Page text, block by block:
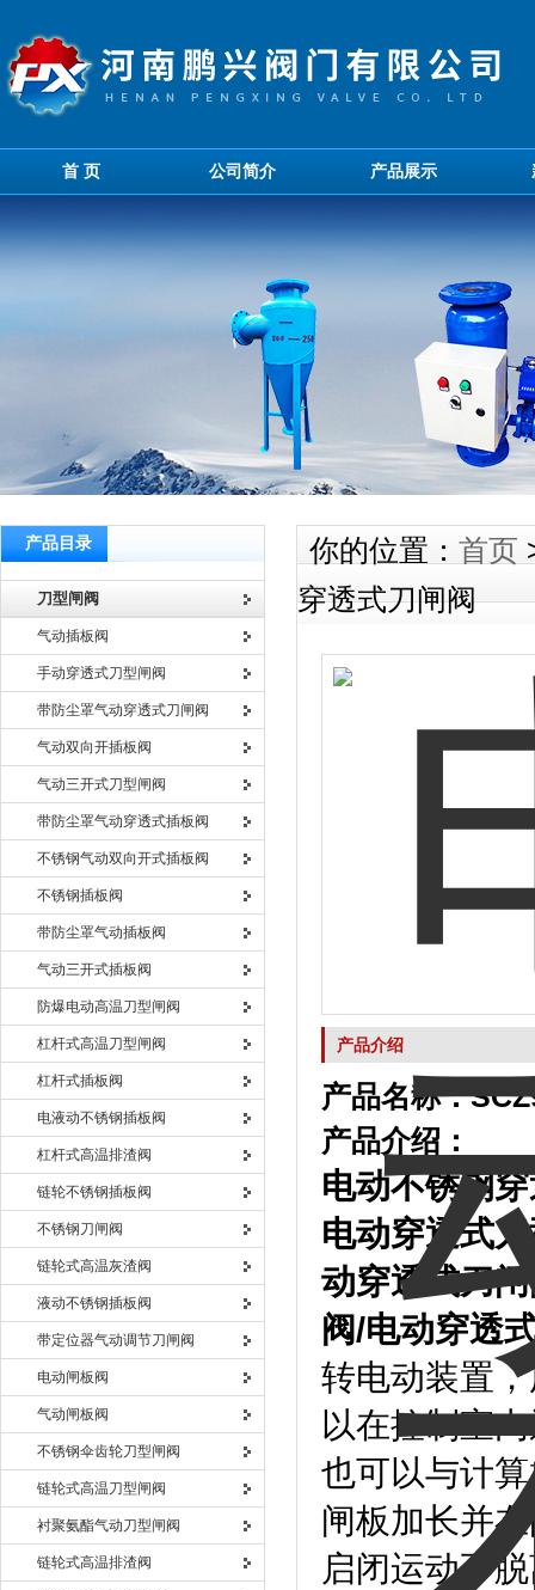
首 页 公司简介 产品展示
产品目录
刀型闸阀
气动插板阀
手动穿透式刀型闸阀
带防尘罩气动穿透式刀闸阀
气动双向开插板阀
气动三开式刀型闸阀
带防尘罩气动穿透式插板阀
不锈钢气动双向开式插板阀
不锈钢插板阀
带防尘罩气动插板阀
气动三开式插板阀
防爆电动高温刀型闸阀
杠杆式高温刀型闸阀
杠杆式插板阀
电液动不锈钢插板阀
杠杆式高温排渣阀
链轮不锈钢插板阀
不锈钢刀闸阀
链轮式高温灰渣阀
液动不锈钢插板阀
带定位器气动调节刀闸阀
电动闸板阀
气动闸板阀
不锈钢伞齿轮刀型闸阀
链轮式高温刀型闸阀
衬聚氨酯气动刀型闸阀
链轮式高温排渣阀
你的位置： 首页
穿透式刀闸阀
产品介绍
产品名称：
产品介绍：
电动不锈钢
电动穿透式
动穿透式刀
阀/电动穿透
转电动装置
以在控制室
也可以与计
闸板加长并
启闭运动不